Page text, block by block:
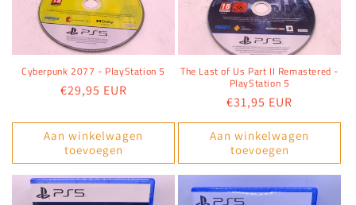
Cyberpunk 2077 - PlayStation 5
Normale
€29,95 EUR
Aan winkelwagen
toevoegen
The Last of Us Part II Remastered -
PlayStation 5
Normale
prijs
€31,95 EUR
Aan winkelwagen
toevoegen